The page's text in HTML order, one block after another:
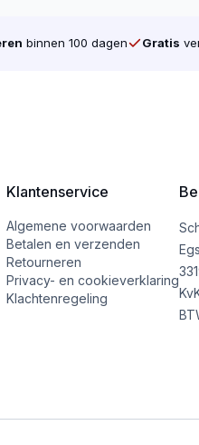
binnen 100 dagen Gratis
Klantenservice
Algemene voorwaarden
Betalen en verzenden
Retourneren
Privacy- en cookieverklaring
Klachtenregeling